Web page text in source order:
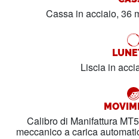
Cassa in acciaio, 36
Liscia in
Calibro di Manifattura
meccanico a carica